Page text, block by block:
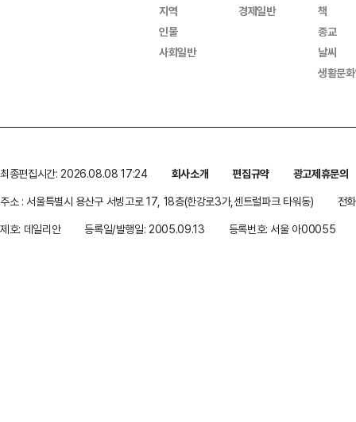
지역
인물
사회일반
경제일반
책
종교
날씨
생활문
최종편집시간: 2026.08.08 17:24 회사소개 편집규약
광고제휴문의
주소 : 서울특별시 용산구 서빙고로 17, 18층(한강로3가,센트럴파크 타워동)
전
제호: 데일리안
등록일/발행일: 2005.09.13 등록번호: 서울 아00055